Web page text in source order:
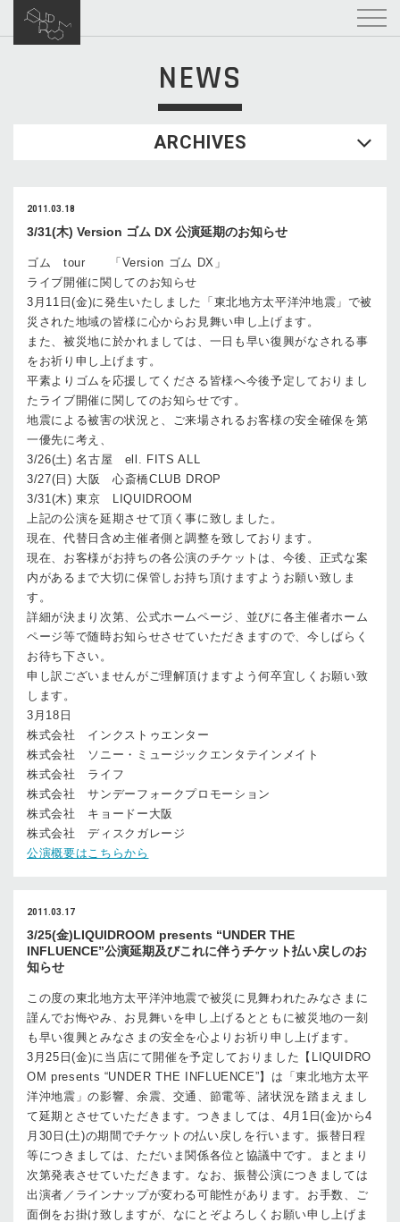
NEWS
ARCHIVES
2011.03.18
3/31(木) Version ゴム DX 公演延期のお知らせ
ゴム tour 「Version ゴム DX」
ライブ開催に関してのお知らせ
3月11日(金)に発生いたしました「東北地方太平洋沖地震」で被
災された地域の皆様に心からお見舞い申し上げます。
また、被災地に於かれましては、一日も早い復興がなされる事
をお祈り申し上げます。
平素よりゴムを応援してくださる皆様へ今後予定しておりまし
たライブ開催に関してのお知らせです。
地震による被害の状況と、ご来場されるお客様の安全確保を第
一優先に考え、
3/26(土) 名古屋 ell. FITS ALL
3/27(日) 大阪 心斎橋CLUB DROP
3/31(木) 東京 LIQUIDROOM
上記の公演を延期させて頂く事に致しました。
現在、代替日含め主催者側と調整を致しております。
現在、お客様がお持ちの各公演のチケットは、今後、正式な案
内があるまで大切に保管しお持ち頂けますようお願い致しま
す。
詳細が決まり次第、公式ホームページ、並びに各主催者ホーム
ページ等で随時お知らせさせていただきますので、今しばらく
お待ち下さい。
申し訳ございませんがご理解頂けますよう何卒宜しくお願い致
します。
3月18日
株式会社 インクストゥエンター
株式会社 ソニー・ミュージックエンタテインメイト
株式会社 ライフ
株式会社 サンデーフォークプロモーション
株式会社 キョードー大阪
株式会社 ディスクガレージ
公演概要はこちらから
2011.03.17
3/25(金)LIQUIDROOM presents “UNDER THE
INFLUENCE”公演延期及びこれに伴うチケット払い戻しのお
知らせ
この度の東北地方太平洋沖地震で被災に見舞われたみなさまに
謹んでお悔やみ、お見舞いを申し上げるとともに被災地の一刻
も早い復興とみなさまの安全を心よりお祈り申し上げます。
3月25日(金)に当店にて開催を予定しておりました【LIQUIDRO
OM presents “UNDER THE INFLUENCE”】は「東北地方太平
洋沖地震」の影響、余震、交通、節電等、諸状況を踏まえまし
て延期とさせていただきます。つきましては、4月1日(金)から4
月30日(土)の期間でチケットの払い戻しを行います。振替日程
等につきましては、ただいま関係各位と協議中です。まとまり
次第発表させていただきます。なお、振替公演につきましては
出演者／ラインナップが変わる可能性があります。お手数、ご
面倒をお掛け致しますが、なにとぞよろしくお願い申し上げま